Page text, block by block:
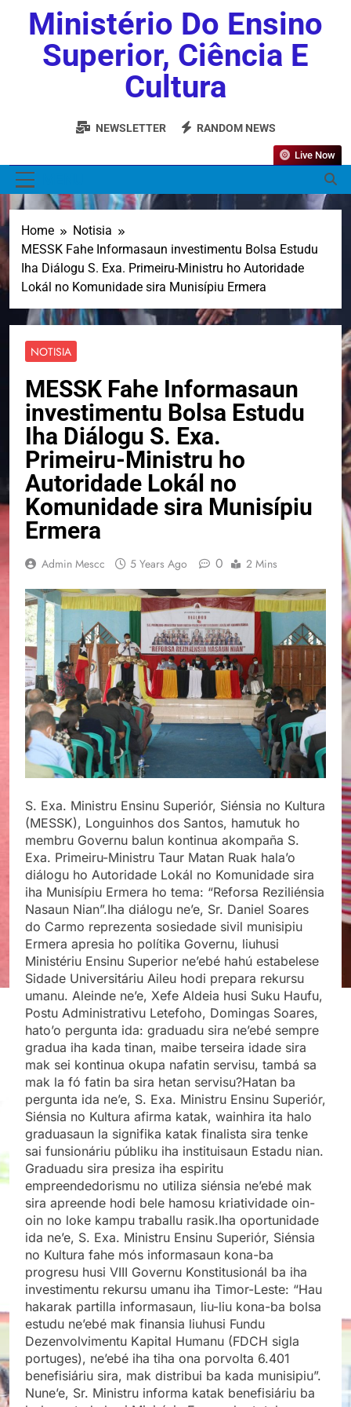
Ministério Do Ensino
Superior, Ciência E
Cultura
NEWSLETTER RANDOM NEWS
Live Now
Home
Notisia
MESSK Fahe Informasaun investimentu Bolsa Estudu
Iha Diálogu S. Exa. Primeiru-Ministru ho Autoridade
Lokál no Komunidade sira Munisípiu Ermera
NOTISIA
MESSK Fahe Informasaun
investimentu Bolsa Estudu
Iha Diálogu S. Exa.
Primeiru-Ministru ho
Autoridade Lokál no
Komunidade sira Munisípiu
Ermera
Admin Mescc 5 Years Ago 0 2 Mins
S. Exa. Ministru Ensinu Superiór, Siénsia no Kultura
(MESSK), Longuinhos dos Santos, hamutuk ho
membru Governu balun kontinua akompaña S.
Exa. Primeiru-Ministru Taur Matan Ruak hala’o
diálogu ho Autoridade Lokál no Komunidade sira
iha Munisípiu Ermera ho tema: “Reforsa Reziliénsia
Nasaun Nian”.Iha diálogu ne’e, Sr. Daniel Soares
do Carmo reprezenta sosiedade sivil munisipiu
Ermera apresia ho polítika Governu, liuhusi
Ministériu Ensinu Superior ne’ebé hahú estabelese
Sidade Universitáriu Aileu hodi prepara rekursu
umanu. Aleinde ne’e, Xefe Aldeia husi Suku Haufu,
Postu Administrativu Letefoho, Domingas Soares,
hato’o pergunta ida: graduadu sira ne’ebé sempre
gradua iha kada tinan, maibe terseira idade sira
mak sei kontinua okupa nafatin servisu, tambá sa
mak la fó fatin ba sira hetan servisu?Hatan ba
pergunta ida ne’e, S. Exa. Ministru Ensinu Superiór,
Siénsia no Kultura afirma katak, wainhira ita halo
graduasaun la signifika katak finalista sira tenke
sai funsionáriu públiku iha instituisaun Estadu nian.
Graduadu sira presiza iha espiritu
empreendedorismu no utiliza siénsia ne’ebé mak
sira apreende hodi bele hamosu kriatividade oin-
oin no loke kampu traballu rasik.Iha oportunidade
ida ne’e, S. Exa. Ministru Ensinu Superiór, Siénsia
no Kultura fahe mós informasaun kona-ba
progresu husi VIII Governu Konstitusionál ba iha
investimentu rekursu umanu iha Timor-Leste: “Hau
hakarak partilla informasaun, liu-liu kona-ba bolsa
estudu ne’ebé mak finansia liuhusi Fundu
Dezenvolvimentu Kapital Humanu (FDCH sigla
portuges), ne’ebé iha tiha ona porvolta 6.401
benefisiáriu sira, mak distribui ba kada munisipiu”.
Nune’e, Sr. Ministru informa katak benefisiáriu ba